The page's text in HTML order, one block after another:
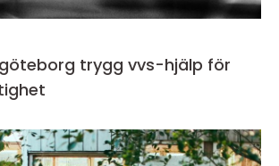
vvs-hjälp för